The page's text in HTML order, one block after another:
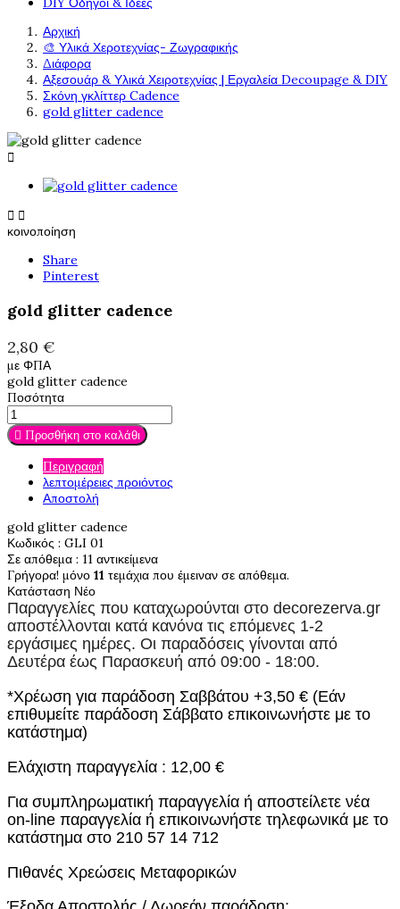
Αρχική
🎨 Υλικά Χεροτεχνίας- Ζωγραφικής
Διάφορα
Αξεσουάρ & Υλικά Χειροτεχνίας | Εργαλεία Decoupage & DIY
Σκόνη γκλίττερ Cadence
gold glitter cadence

 
κοινοποίηση
Share
Pinterest
gold glitter cadence
2,80 €
με ΦΠΑ
gold glitter cadence
Ποσότητα
 Προσθήκη στο καλάθι
Περιγραφή
λεπτομέρειες προιόντος
Αποστολή
gold glitter cadence
Κωδικός : GLI 01
Σε απόθεμα : 11 αντικείμενα
Γρήγορα! μόνο 11 τεμάχια που έμειναν σε απόθεμα.
Κατάσταση Νέο
Παραγγελίες που καταχωρούνται στο decorezerva.gr
αποστέλλονται κατά κανόνα τις επόμενες 1-2
εργάσιμες ημέρες. Οι παραδόσεις γίνονται από
Δευτέρα έως Παρασκευή από 09:00 - 18:00.
*Χρέωση για παράδοση Σαββάτου +3,50 € (Εάν
επιθυμείτε παράδοση Σάββατο επικοινωνήστε με το
κατάστημα)
Ελάχιστη παραγγελία : 12,00 €
Για συμπληρωματική παραγγελία ή αποστείλετε νέα
on-line παραγγελία ή επικοινωνήστε τηλεφωνικά με το
κατάστημα στο 210 57 14 712
Πιθανές Χρεώσεις Μεταφορικών